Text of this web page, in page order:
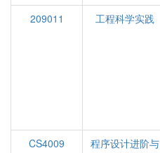
209011
工程科学实践
CS4009
程序设计进阶与